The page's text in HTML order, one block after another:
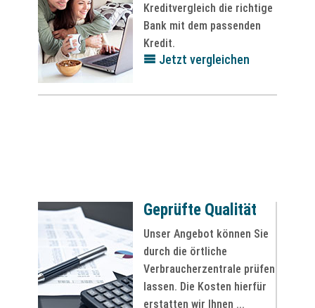
Kreditvergleich die richtige
Bank mit dem passenden
Kredit.
Jetzt vergleichen
Geprüfte Qualität
Unser Angebot können Sie
durch die örtliche
Verbraucherzentrale prüfen
lassen. Die Kosten hierfür
erstatten wir Ihnen ...